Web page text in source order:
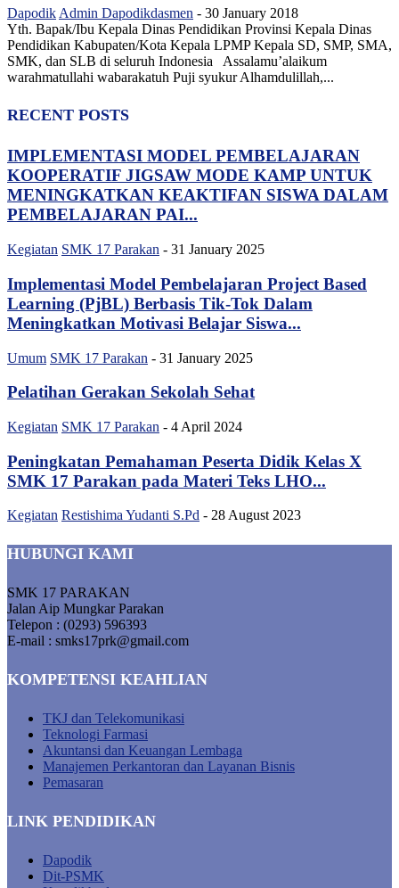
Dapodik Admin Dapodikdasmen - 30 January 2018
Yth. Bapak/Ibu Kepala Dinas Pendidikan Provinsi Kepala Dinas
Pendidikan Kabupaten/Kota Kepala LPMP Kepala SD, SMP, SMA,
SMK, dan SLB di seluruh Indonesia Assalamu’alaikum
warahmatullahi wabarakatuh Puji syukur Alhamdulillah,...
RECENT POSTS
IMPLEMENTASI MODEL PEMBELAJARAN
KOOPERATIF JIGSAW MODE KAMP UNTUK
MENINGKATKAN KEAKTIFAN SISWA DALAM
PEMBELAJARAN PAI...
Kegiatan SMK 17 Parakan - 31 January 2025
Implementasi Model Pembelajaran Project Based
Learning (PjBL) Berbasis Tik-Tok Dalam
Meningkatkan Motivasi Belajar Siswa...
Umum SMK 17 Parakan - 31 January 2025
Pelatihan Gerakan Sekolah Sehat
Kegiatan SMK 17 Parakan - 4 April 2024
Peningkatan Pemahaman Peserta Didik Kelas X
SMK 17 Parakan pada Materi Teks LHO...
Kegiatan Restishima Yudanti S.Pd - 28 August 2023
HUBUNGI KAMI
SMK 17 PARAKAN
Jalan Aip Mungkar Parakan
Telepon : (0293) 596393
E-mail : smks17prk@gmail.com
KOMPETENSI KEAHLIAN
TKJ dan Telekomunikasi
Teknologi Farmasi
Akuntansi dan Keuangan Lembaga
Manajemen Perkantoran dan Layanan Bisnis
Pemasaran
LINK PENDIDIKAN
Dapodik
Dit-PSMK